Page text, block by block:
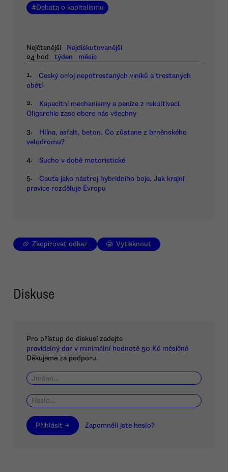
#Debata o kapitalismu
Nejčtenější
Nejdiskutovanější
24 hod
týden měsíc
1.
Český orloj nepotrestaných viníků a trestaných
obětí
2.
Kapacitní mechanismy a peníze z rekultivací.
Oligarchie zase obere nás všechny
3.
Hlína, asfalt, beton. Co zůstane z brněnského
velodromu?
4. Sucho v době motoristické
5.
Ceuta jako nástroj hybridního boje. Jak krajní
pravice rozděluje Evropu
Zkopírovat odkaz Vytisknout
Diskuse
Pro přístup do diskusí zadejte
pravidelný dar v minimální hodnotě 50 Kč měsíčně
Děkujeme za podporu.
Přihlásit → Zapomněli jste heslo?